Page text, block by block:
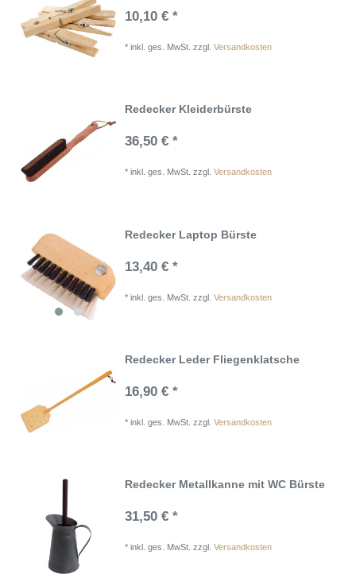
10,10 € *
*inkl. ges. MwSt. zzgl.Versandkosten
Redecker Kleiderbürste
36,50 € *
*inkl. ges. MwSt. zzgl.Versandkosten
Redecker Laptop Bürste
13,40 € *
*inkl. ges. MwSt. zzgl.Versandkosten
Redecker Leder Fliegenklatsche
16,90 € *
*inkl. ges. MwSt. zzgl.Versandkosten
Redecker Metallkanne mit WC Bürste
31,50 € *
*inkl. ges. MwSt. zzgl.Versandkosten